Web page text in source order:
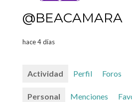
@BEACAMARA
hace 4 días
Actividad Perfil Foros
Personal Menciones